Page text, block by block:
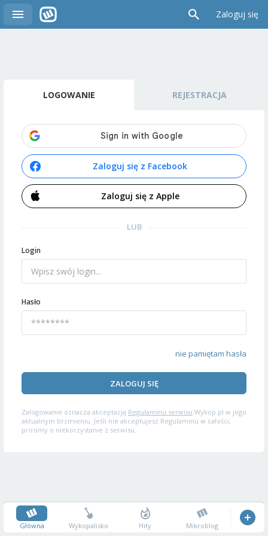
Zaloguj się
LOGOWANIE REJESTRACJA
Zaloguj się z Facebook
Zaloguj się z Apple
LUB
Login
Hasło
nie pamiętam hasła
ZALOGUJ SIĘ
Zalogowanie oznacza akceptację Regulaminu serwisu Wykop.pl w jego
aktualnym brzmieniu. Jeśli nie akceptujesz Regulaminu w całości,
prosimy o niekorzystanie z serwisu.
Główna Wykopalisko Hity Mikroblog